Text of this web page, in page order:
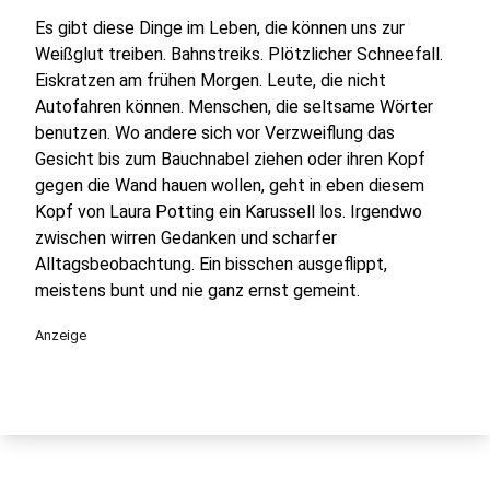
Es gibt diese Dinge im Leben, die können uns zur
Weißglut treiben. Bahnstreiks. Plötzlicher Schneefall.
Eiskratzen am frühen Morgen. Leute, die nicht
Autofahren können. Menschen, die seltsame Wörter
benutzen. Wo andere sich vor Verzweiflung das
Gesicht bis zum Bauchnabel ziehen oder ihren Kopf
gegen die Wand hauen wollen, geht in eben diesem
Kopf von Laura Potting ein Karussell los. Irgendwo
zwischen wirren Gedanken und scharfer
Alltagsbeobachtung. Ein bisschen ausgeflippt,
meistens bunt und nie ganz ernst gemeint.
Anzeige